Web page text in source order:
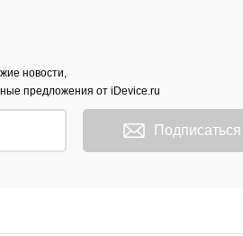
новости,
предложения от iDevice.ru
Подписаться